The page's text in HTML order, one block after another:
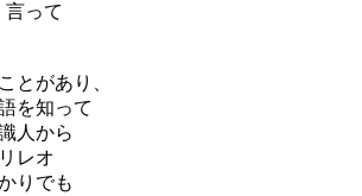
って
とがあり、
を知って
人から
レオ
りでも